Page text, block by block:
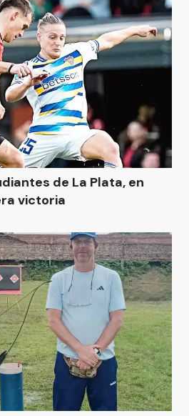
de La Plata, en
victoria